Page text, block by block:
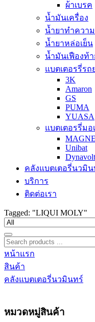
ผ้าเบรค
น้ำมันเครื่อง
น้ำยาทำควา
น้ำยาหล่อเย็น
น้ำมันเฟืองท้า
แบตเตอรรี่รถ
3K
Amaron
GS
PUMA
YUASA
แบตเตอรรี่มอ
Unibat
Dynavolt
คลังแบตเตอรี่นวมิน
บริการ
ติดต่อเรา
Tagged: "LIQUI MOLY"
หน้าแรก
สินค้า
คลังแบตเตอรี่นวมินทร์
หมวดหมู่สินค้า